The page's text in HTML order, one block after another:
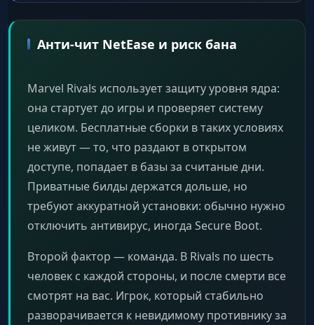
Анти-чит NetEase и риск бана
Marvel Rivals использует защиту уровня ядра:
она стартует до игры и проверяет систему
целиком. Бесплатные сборки в таких условиях
не живут — то, что раздают в открытом
доступе, попадает в базы за считаные дни.
Приватные билды держатся дольше, но
требуют аккуратной установки: обычно нужно
отключить антивирус, иногда Secure Boot.
Второй фактор — команда. В Rivals по шесть
человек с каждой стороны, и после смерти все
смотрят на вас. Игрок, который стабильно
разворачивается к невидимому противнику за